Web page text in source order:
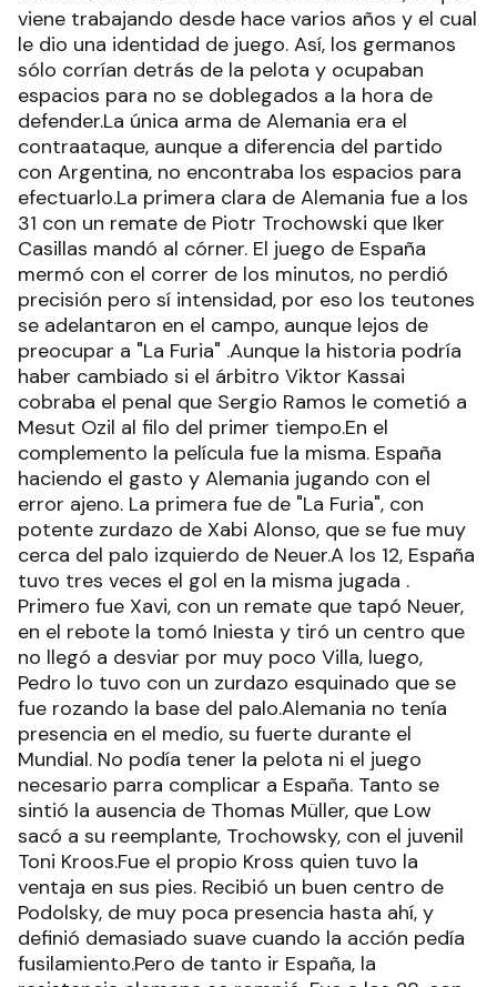
viene trabajando desde hace varios años y el cual
le dio una identidad de juego. Así, los germanos
sólo corrían detrás de la pelota y ocupaban
espacios para no se doblegados a la hora de
defender.La única arma de Alemania era el
contraataque, aunque a diferencia del partido
con Argentina, no encontraba los espacios para
efectuarlo.La primera clara de Alemania fue a los
31 con un remate de Piotr Trochowski que Iker
Casillas mandó al córner. El juego de España
mermó con el correr de los minutos, no perdió
precisión pero sí intensidad, por eso los teutones
se adelantaron en el campo, aunque lejos de
preocupar a "La Furia" .Aunque la historia podría
haber cambiado si el árbitro Viktor Kassai
cobraba el penal que Sergio Ramos le cometió a
Mesut Ozil al filo del primer tiempo.En el
complemento la película fue la misma. España
haciendo el gasto y Alemania jugando con el
error ajeno. La primera fue de "La Furia", con
potente zurdazo de Xabi Alonso, que se fue muy
cerca del palo izquierdo de Neuer.A los 12, España
tuvo tres veces el gol en la misma jugada .
Primero fue Xavi, con un remate que tapó Neuer,
en el rebote la tomó Iniesta y tiró un centro que
no llegó a desviar por muy poco Villa, luego,
Pedro lo tuvo con un zurdazo esquinado que se
fue rozando la base del palo.Alemania no tenía
presencia en el medio, su fuerte durante el
Mundial. No podía tener la pelota ni el juego
necesario parra complicar a España. Tanto se
sintió la ausencia de Thomas Müller, que Low
sacó a su reemplante, Trochowsky, con el juvenil
Toni Kroos.Fue el propio Kross quien tuvo la
ventaja en sus pies. Recibió un buen centro de
Podolsky, de muy poca presencia hasta ahí, y
definió demasiado suave cuando la acción pedía
fusilamiento.Pero de tanto ir España, la